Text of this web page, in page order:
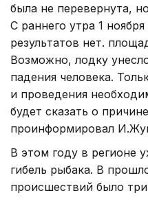
была не перевернута,
С раннего утра 1
результатов нет.
Возможно, лодку
падения человека.
и проведения
будет сказать о
проинформировал
В этом году в регионе
гибель рыбака. В
происшествий было